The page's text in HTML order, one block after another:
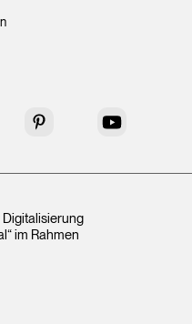
Pinterest YouTube
im Rahmen